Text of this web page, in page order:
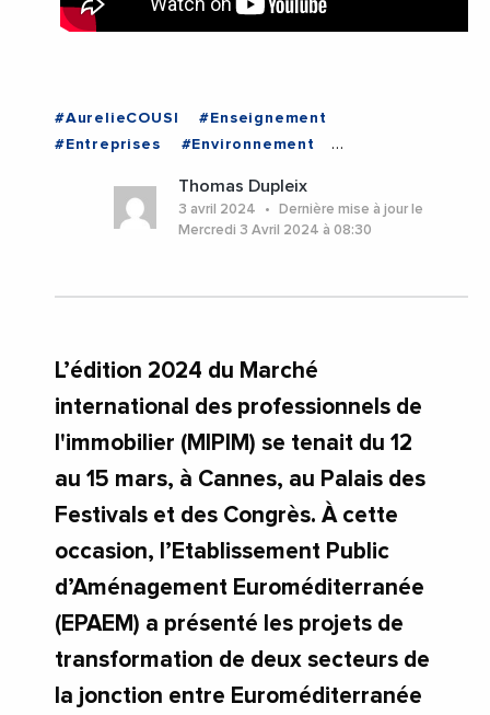
#AurelieCOUSI
#Enseignement
#Entreprises
#Environnement
#LaureAgnesCARADEC
#Logement
#MIPIM2024
#Nature
#Urbanisme
#ProvenceAlpesCoteDAzur
Thomas Dupleix
3 avril 2024
Dernière mise à jour le
Mercredi 3 Avril 2024 à 08:30
L’édition 2024 du Marché
international des professionnels de
l'immobilier (MIPIM) se tenait du 12
au 15 mars, à Cannes, au Palais des
Festivals et des Congrès. À cette
occasion, l’Etablissement Public
d’Aménagement Euroméditerranée
(EPAEM) a présenté les projets de
transformation de deux secteurs de
la jonction entre Euroméditerranée